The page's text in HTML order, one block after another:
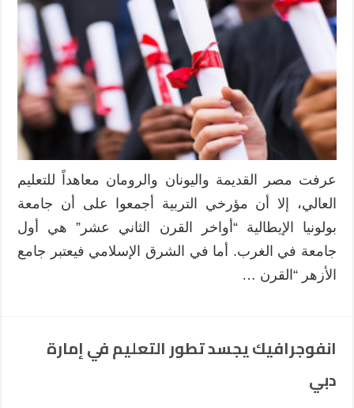
عرفت مصر القديمة واليونان والرومان معاهداً للتعليم
العالي، إلا أن مؤرخي التربية أجمعوا على أن جامعة
بولونيا الإيطالية “أواخر القرن الثاني عشر” هي أول
جامعة في الغرب. أما في الشرق الإسلامي فيعتبر جامع
الأزهر “القرن …
انفوجرافيك يجسد تطور التعليم في إمارة
دبي